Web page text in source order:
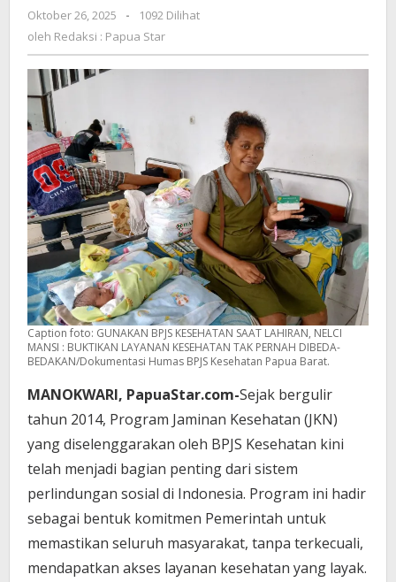
KESEHATAN
TAK
BEDAKAN
Oktober 26, 2025
oleh
Redaksi
-
1092 Dilihat
oleh Redaksi : Papua Star
Caption foto: GUNAKAN BPJS KESEHATAN SAAT LAHIRAN, NELCI
MANSI : BUKTIKAN LAYANAN KESEHATAN TAK PERNAH DIBEDA-
BEDAKAN/Dokumentasi Humas BPJS Kesehatan Papua Barat.
MANOKWARI, PapuaStar.com-Sejak bergulir
tahun 2014, Program Jaminan Kesehatan (JKN)
yang diselenggarakan oleh BPJS Kesehatan kini
telah menjadi bagian penting dari sistem
perlindungan sosial di Indonesia. Program ini hadir
sebagai bentuk komitmen Pemerintah untuk
memastikan seluruh masyarakat, tanpa terkecuali,
mendapatkan akses layanan kesehatan yang layak.